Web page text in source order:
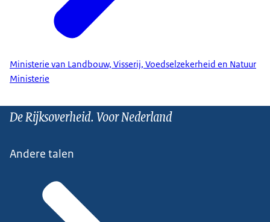
Ministerie van Landbouw, Visserij, Voedselzekerheid en Natuur
Ministerie
De Rijksoverheid. Voor Nederland
Andere talen